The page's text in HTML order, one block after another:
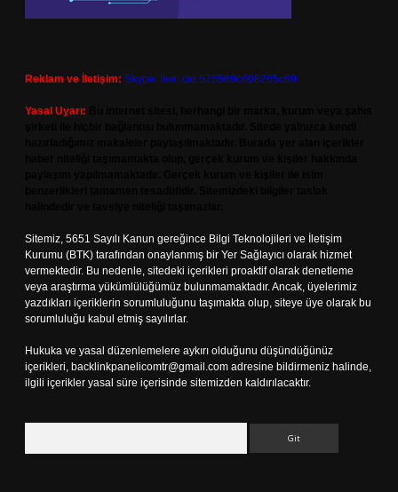
Reklam ve İletişim: Skype: live:.cid.575569c608265c69
Yasal Uyarı:
Sitemiz, 5651 Sayılı Kanun gereğince Bilgi Teknolojileri ve İletişim
Kurumu (BTK) tarafından onaylanmış bir Yer Sağlayıcı olarak hizmet
vermektedir. Bu nedenle, sitedeki içerikleri proaktif olarak denetleme
veya araştırma yükümlülüğümüz bulunmamaktadır. Ancak, üyelerimiz
yazdıkları içeriklerin sorumluluğunu taşımakta olup, siteye üye olarak bu
sorumluluğu kabul etmiş sayılırlar.
Hukuka ve yasal düzenlemelere aykırı olduğunu düşündüğünüz
içerikleri, backlinkpanelicomtr@gmail.com adresine bildirmeniz halinde,
ilgili içerikler yasal süre içerisinde sitemizden kaldırılacaktır.